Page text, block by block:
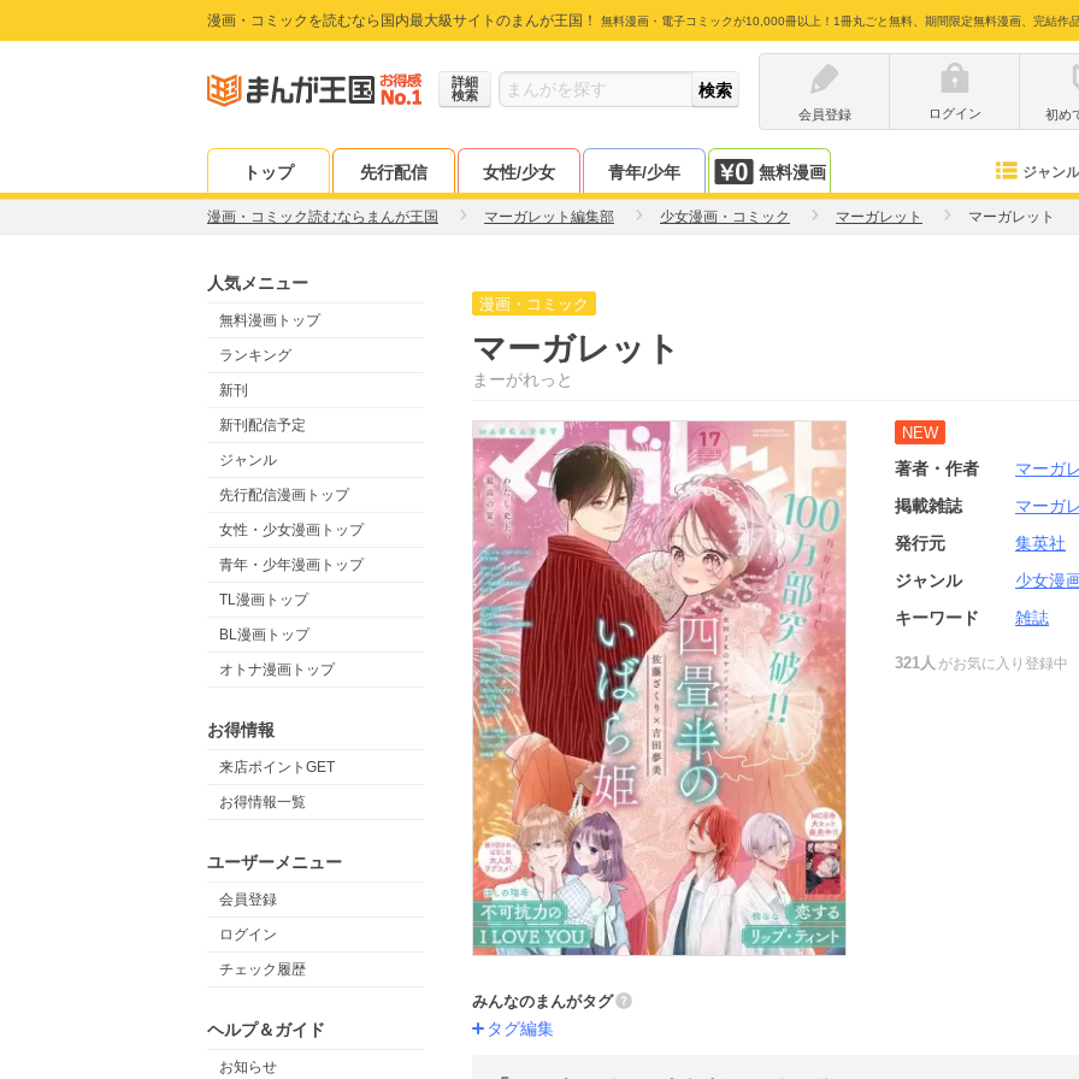
漫画・コミックを読むなら国内最大級サイトのまんが王国！ 無料漫画・電子コミックが10,000冊以上！1冊丸ごと無料、期間限定無料漫画、完結作
詳細
検索
会員登録
ログイン 初め
トップ 先行配信 女性/少女 青年/少年 無料漫画 ジャンル
漫画・コミック読むならまんが王国 マーガレット編集部 少女漫画・コミック マーガレット マーガレット
人気メニュー
無料漫画トップ
ランキング
新刊
新刊配信予定
ジャンル
先行配信漫画トップ
女性・少女漫画トップ
青年・少年漫画トップ
TL漫画トップ
BL漫画トップ
オトナ漫画トップ
お得情報
来店ポイントGET
お得情報一覧
ユーザーメニュー
会員登録
ログイン
チェック履歴
ヘルプ＆ガイド
お知らせ
漫画・コミック
マーガレット
まーがれっと
NEW
著者・作者 マーガ
掲載雑誌
マーガ
発行元
集英社
ジャンル
少女漫
キーワード
雑誌
321人 がお気に入り登録中
みんなのまんがタグ
タグ編集